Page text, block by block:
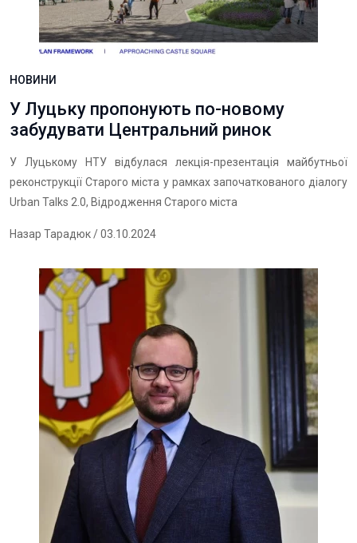
НОВИНИ
У Луцьку пропонують по-новому
забудувати Центральний ринок
У Луцькому НТУ відбулася лекція-презентація майбутньої
реконструкції Старого міста у рамках започаткованого діалогу
Urban Talks 2.0, Відродження Старого міста
Назар Тарадюк/ 03.10.2024